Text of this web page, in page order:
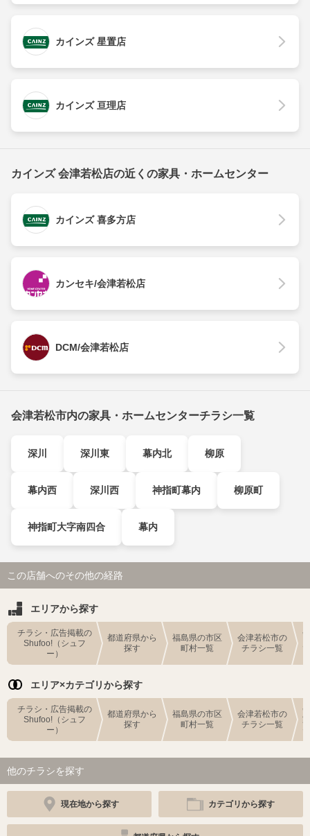
カインズ 星置店
カインズ 亘理店
カインズ 会津若松店の近くの家具・ホームセンター
カインズ 喜多方店
カンセキ/会津若松店
DCM/会津若松店
会津若松市内の家具・ホームセンターチラシ一覧
深川 深川東 幕内北 柳原
幕内西 深川西 神指町幕内 柳原町
神指町大字南四合 幕内
この店舗へのその他の経路
エリアから探す
チラシ・広告掲載の
Shufoo!（シュフ
ー）
都道府県から
探す
福島県の市区
町村一覧
会津若松市の
チラシ一覧
エリア×カテゴリから探す
チラシ・広告掲載の
Shufoo!（シュフ
ー）
都道府県から
探す
福島県の市区
町村一覧
会津若松市の
チラシ一覧
他のチラシを探す
現在地から探す カテゴリから探す